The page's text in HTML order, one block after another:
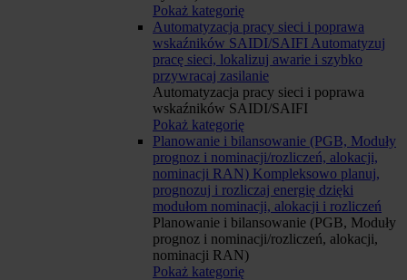
Pokaż kategorię
Automatyzacja pracy sieci i poprawa
wskaźników SAIDI/SAIFI Automatyzuj
pracę sieci, lokalizuj awarie i szybko
przywracaj zasilanie
Automatyzacja pracy sieci i poprawa
wskaźników SAIDI/SAIFI
Pokaż kategorię
Planowanie i bilansowanie (PGB, Moduły
prognoz i nominacji/rozliczeń, alokacji,
nominacji RAN) Kompleksowo planuj,
prognozuj i rozliczaj energię dzięki
modułom nominacji, alokacji i rozliczeń
Planowanie i bilansowanie (PGB, Moduły
prognoz i nominacji/rozliczeń, alokacji,
nominacji RAN)
Pokaż kategorię